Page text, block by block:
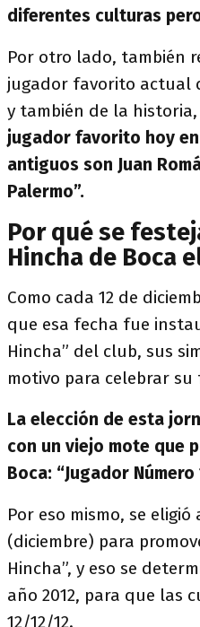
diferentes culturas
Por otro lado, también
jugador favorito actual
y también de la
jugador favorito hoy en
antiguos son Juan
Palermo”.
Por qué se
Hincha de Boca
Como cada 12 de
que esa fecha fue
Hincha” del club, sus
motivo para celebrar
La elección de esta
con un viejo mote que
Boca: “Jugador Número
Por eso mismo, se eligió
(diciembre) para
Hincha”, y eso se
año 2012, para que las
12/12/12.